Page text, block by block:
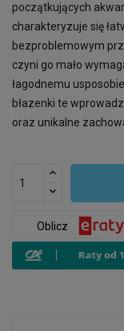
początkujących
charakteryzuje się
bezproblemowym
czyni go mało
łagodnemu
błazenki te
oraz unikalne
Oblicz